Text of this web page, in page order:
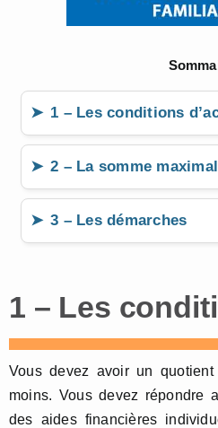
1 – Les conditions
2 – La somme
3 – Les démarches
1 – Les
Vous devez avoir un
moins. Vous devez répondre
des aides financières